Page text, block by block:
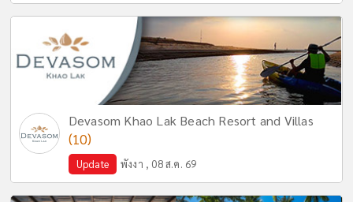
Devasom Khao Lak Beach Resort and Villas
(10)
Update พังงา , 08 ส.ค. 69